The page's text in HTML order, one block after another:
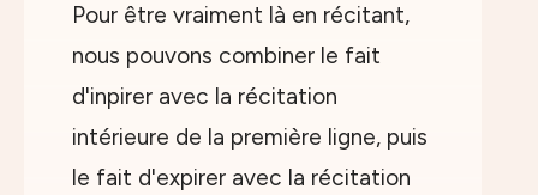
Pour être vraiment là en récitant,
nous pouvons combiner le fait
d'inpirer avec la récitation
intérieure de la première ligne, puis
le fait d'expirer avec la récitation